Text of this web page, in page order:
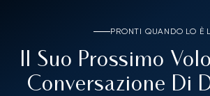
PRONTI QUANDO LO È
Il Suo Prossimo
Conversazione Di